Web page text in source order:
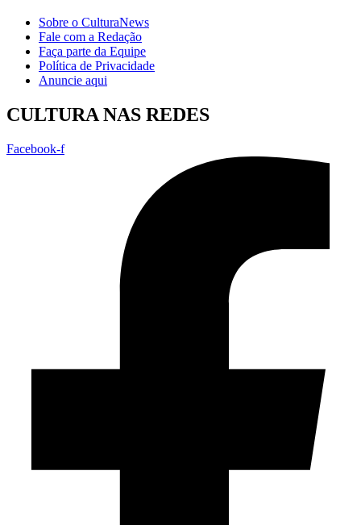
Sobre o CulturaNews
Fale com a Redação
Faça parte da Equipe
Política de Privacidade
Anuncie aqui
CULTURA NAS REDES
Facebook-f